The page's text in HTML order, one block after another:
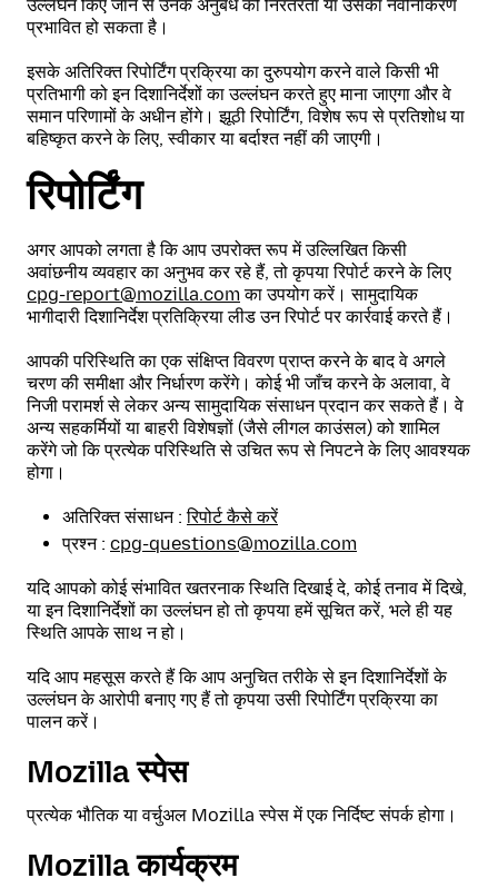
उल्लंघन किए जाने से उनके अनुबंध की निरंतरता या उसका नवीनीकरण
प्रभावित हो सकता है।
इसके अतिरिक्त रिपोर्टिंग प्रक्रिया का दुरुपयोग करने वाले किसी भी
प्रतिभागी को इन दिशानिर्देशों का उल्लंघन करते हुए माना जाएगा और वे
समान परिणामों के अधीन होंगे। झूठी रिपोर्टिंग, विशेष रूप से प्रतिशोध या
बहिष्कृत करने के लिए, स्वीकार या बर्दाश्त नहीं की जाएगी।
रिपोर्टिंग
अगर आपको लगता है कि आप उपरोक्त रूप में उल्लिखित किसी
अवांछनीय व्यवहार का अनुभव कर रहे हैं, तो कृपया रिपोर्ट करने के लिए
cpg-report@mozilla.com का उपयोग करें। सामुदायिक
भागीदारी दिशानिर्देश प्रतिक्रिया लीड उन रिपोर्ट पर कार्रवाई करते हैं।
आपकी परिस्थिति का एक संक्षिप्त विवरण प्राप्त करने के बाद वे अगले
चरण की समीक्षा और निर्धारण करेंगे। कोई भी जाँच करने के अलावा, वे
निजी परामर्श से लेकर अन्य सामुदायिक संसाधन प्रदान कर सकते हैं। वे
अन्य सहकर्मियों या बाहरी विशेषज्ञों (जैसे लीगल काउंसल) को शामिल
करेंगे जो कि प्रत्येक परिस्थिति से उचित रूप से निपटने के लिए आवश्यक
होगा।
अतिरिक्त संसाधन :रिपोर्ट कैसे करें
प्रश्न : cpg-questions@mozilla.com
यदि आपको कोई संभावित खतरनाक स्थिति दिखाई दे, कोई तनाव में दिखे,
या इन दिशानिर्देशों का उल्लंघन हो तो कृपया हमें सूचित करें, भले ही यह
स्थिति आपके साथ न हो।
यदि आप महसूस करते हैं कि आप अनुचित तरीके से इन दिशानिर्देशों के
उल्लंघन के आरोपी बनाए गए हैं तो कृपया उसी रिपोर्टिंग प्रक्रिया का
पालन करें।
Mozilla स्पेस
प्रत्येक भौतिक या वर्चुअल Mozilla स्पेस में एक निर्दिष्ट संपर्क होगा।
Mozilla कार्यक्रम